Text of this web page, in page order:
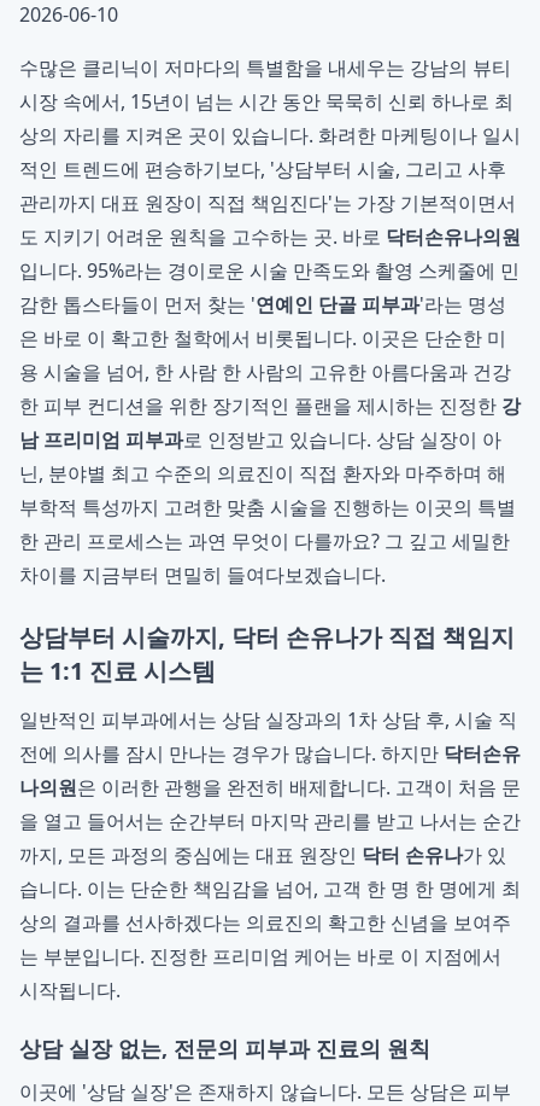
2026-06-10
수많은 클리닉이 저마다의 특별함을 내세우는 강남의 뷰티
시장 속에서, 15년이 넘는 시간 동안 묵묵히 신뢰 하나로 최
상의 자리를 지켜온 곳이 있습니다. 화려한 마케팅이나 일시
적인 트렌드에 편승하기보다, '상담부터 시술, 그리고 사후
관리까지 대표 원장이 직접 책임진다'는 가장 기본적이면서
도 지키기 어려운 원칙을 고수하는 곳. 바로 닥터손유나의원
입니다. 95%라는 경이로운 시술 만족도와 촬영 스케줄에 민
감한 톱스타들이 먼저 찾는 '연예인 단골 피부과'라는 명성
은 바로 이 확고한 철학에서 비롯됩니다. 이곳은 단순한 미
용 시술을 넘어, 한 사람 한 사람의 고유한 아름다움과 건강
한 피부 컨디션을 위한 장기적인 플랜을 제시하는 진정한 강
남 프리미엄 피부과로 인정받고 있습니다. 상담 실장이 아
닌, 분야별 최고 수준의 의료진이 직접 환자와 마주하며 해
부학적 특성까지 고려한 맞춤 시술을 진행하는 이곳의 특별
한 관리 프로세스는 과연 무엇이 다를까요? 그 깊고 세밀한
차이를 지금부터 면밀히 들여다보겠습니다.
상담부터 시술까지, 닥터 손유나가 직접 책임지
는 1:1 진료 시스템
일반적인 피부과에서는 상담 실장과의 1차 상담 후, 시술 직
전에 의사를 잠시 만나는 경우가 많습니다. 하지만 닥터손유
나의원은 이러한 관행을 완전히 배제합니다. 고객이 처음 문
을 열고 들어서는 순간부터 마지막 관리를 받고 나서는 순간
까지, 모든 과정의 중심에는 대표 원장인 닥터 손유나가 있
습니다. 이는 단순한 책임감을 넘어, 고객 한 명 한 명에게 최
상의 결과를 선사하겠다는 의료진의 확고한 신념을 보여주
는 부분입니다. 진정한 프리미엄 케어는 바로 이 지점에서
시작됩니다.
상담 실장 없는, 전문의 피부과 진료의 원칙
이곳에 '상담 실장'은 존재하지 않습니다. 모든 상담은 피부